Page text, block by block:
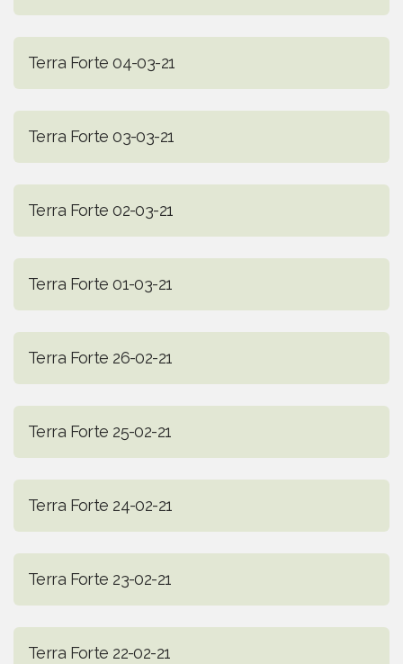
Terra Forte 04-03-21
Terra Forte 03-03-21
Terra Forte 02-03-21
Terra Forte 01-03-21
Terra Forte 26-02-21
Terra Forte 25-02-21
Terra Forte 24-02-21
Terra Forte 23-02-21
Terra Forte 22-02-21